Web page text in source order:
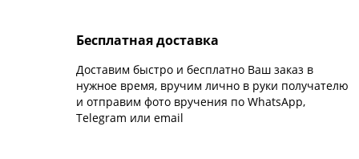
Бесплатная доставка
Доставим быстро и бесплатно Ваш заказ в
нужное время, вручим лично в руки получателю
и отправим фото вручения по WhatsApp,
Telegram или email